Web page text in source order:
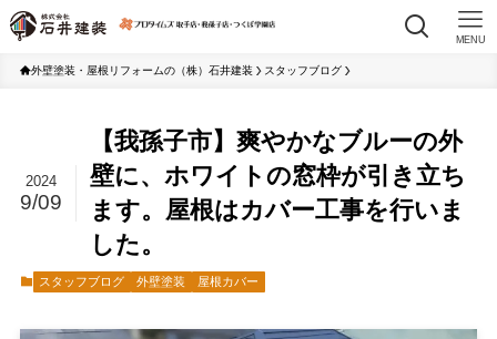
MENU
外壁塗装・屋根リフォームの（株）石井建装 スタッフブログ
【我孫子市】爽やかなブルーの外
壁に、ホワイトの窓枠が引き立ち
ます。屋根はカバー工事を行いま
した。
2024
9/09
スタッフブログ 外壁塗装 屋根カバー